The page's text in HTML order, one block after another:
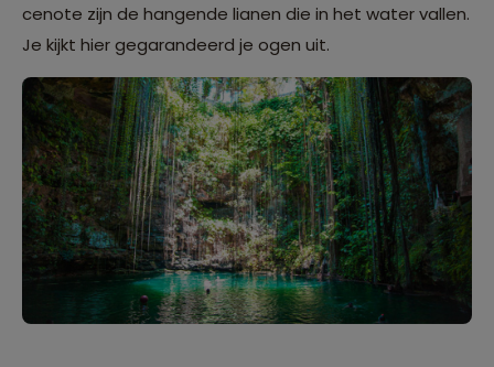
cenote zijn de hangende lianen die in het water vallen.
Je kijkt hier gegarandeerd je ogen uit.